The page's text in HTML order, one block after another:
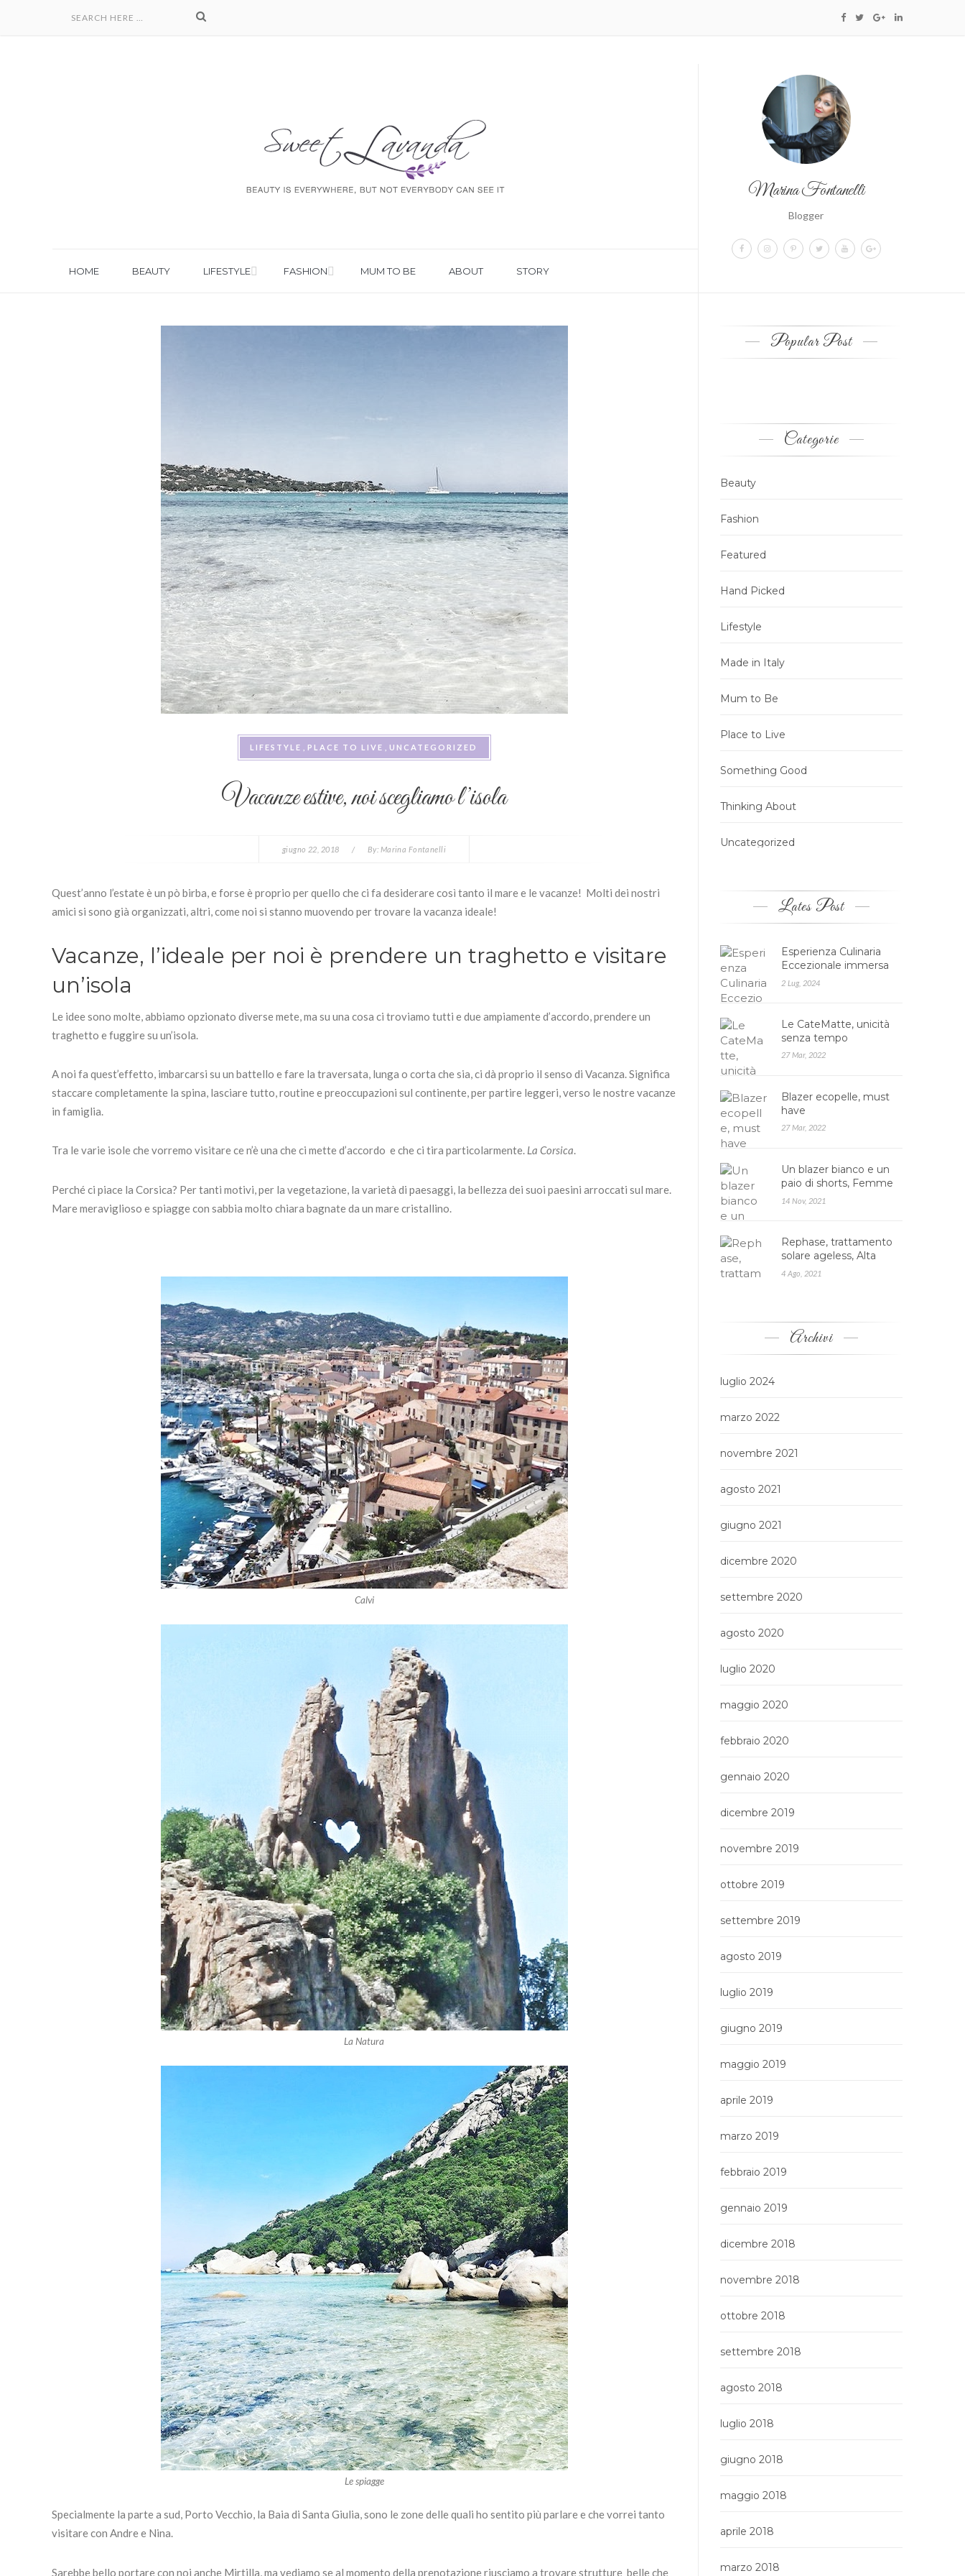
HOME BEAUTY LIFESTYLE FASHION MUM TO BE ABOUT STORY
Marina Fontanelli
Blogger
LIFESTYLE PLACE TO LIVE UNCATEGORIZED
Vacanze estive, noi scegliamo l’isola
giugno 22, 2018 / By: Marina Fontanelli
Quest’anno l’estate è un pò birba, e forse è proprio per quello che ci fa desiderare così tanto il mare e le vacanze! Molti dei nostri
amici si sono già organizzati, altri, come noi si stanno muovendo per trovare la vacanza ideale!
Vacanze, l’ideale per noi è prendere un traghetto e visitare
un’isola
Le idee sono molte, abbiamo opzionato diverse mete, ma su una cosa ci troviamo tutti e due ampiamente d’accordo, prendere un
traghetto e fuggire su un’isola.
A noi fa quest’effetto, imbarcarsi su un battello e fare la traversata, lunga o corta che sia, ci dà proprio il senso di Vacanza. Significa
staccare completamente la spina, lasciare tutto, routine e preoccupazioni sul continente, per partire leggeri, verso le nostre vacanze
in famiglia.
Tra le varie isole che vorremo visitare ce n’è una che ci mette d’accordo e che ci tira particolarmente. La Corsica.
Perché ci piace la Corsica? Per tanti motivi, per la vegetazione, la varietà di paesaggi, la bellezza dei suoi paesini arroccati sul mare.
Mare meraviglioso e spiagge con sabbia molto chiara bagnate da un mare cristallino.
Calvi
La Natura
Le spiagge
Specialmente la parte a sud, Porto Vecchio, la Baia di Santa Giulia, sono le zone delle quali ho sentito più parlare e che vorrei tanto
visitare con Andre e Nina.
Sarebbe bello portare con noi anche Mirtilla, ma vediamo se al momento della prenotazione riusciamo a trovare strutture belle che
Popular Post
Categorie
Beauty
Fashion
Featured
Hand Picked
Lifestyle
Made in Italy
Mum to Be
Place to Live
Something Good
Thinking About
Uncategorized
Lates Post
Esperienza Culinaria
Eccezionale immersa
nella Natura: Agrires…
2 Lug, 2024
Le CateMatte, unicità
senza tempo
27 Mar, 2022
Blazer ecopelle, must
have
27 Mar, 2022
Un blazer bianco e un
paio di shorts, Femme
Luxe
14 Nov, 2021
Rephase, trattamento
solare ageless, Alta
cosmesi
4 Ago, 2021
Archivi
luglio 2024
marzo 2022
novembre 2021
agosto 2021
giugno 2021
dicembre 2020
settembre 2020
agosto 2020
luglio 2020
maggio 2020
febbraio 2020
gennaio 2020
dicembre 2019
novembre 2019
ottobre 2019
settembre 2019
agosto 2019
luglio 2019
giugno 2019
maggio 2019
aprile 2019
marzo 2019
febbraio 2019
gennaio 2019
dicembre 2018
novembre 2018
ottobre 2018
settembre 2018
agosto 2018
luglio 2018
giugno 2018
maggio 2018
aprile 2018
marzo 2018